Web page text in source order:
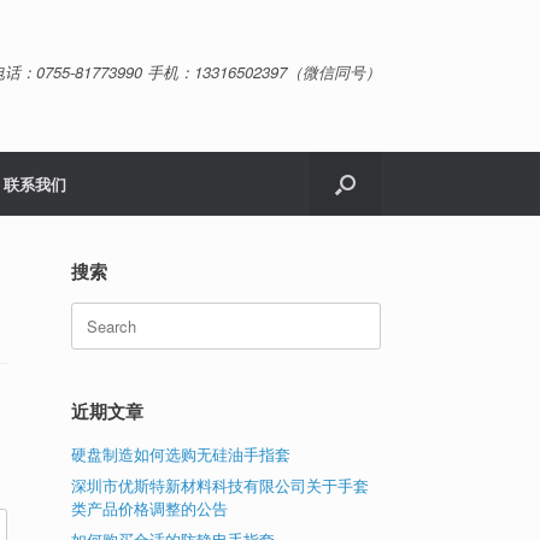
：0755-81773990 手机：13316502397（微信同号）
联系我们
搜索
Search
for:
近期文章
硬盘制造如何选购无硅油手指套
深圳市优斯特新材料科技有限公司关于手套
类产品价格调整的公告